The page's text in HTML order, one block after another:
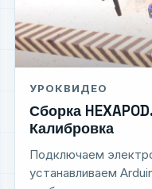
УРОКВИДЕО
Сборка
Калибровка
Подключаем
устанавливаем